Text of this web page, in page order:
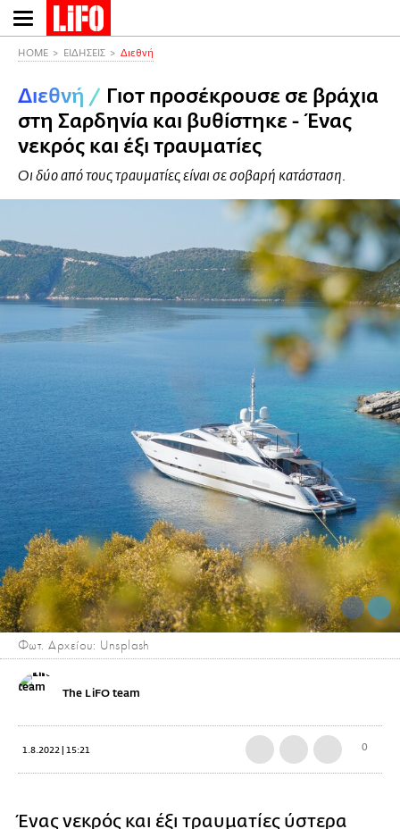
Παράκαμψη
προς
περιεχόμενο
HOME ΕΙΔΗΣΕΙΣ Διεθνή
Διεθνή / Γιοτ προσέκρουσε σε βράχια
στη Σαρδηνία και βυθίστηκε - Ένας
νεκρός και έξι τραυματίες
Οι δύο από τους τραυματίες είναι σε σοβαρή κατάσταση.
Φωτ. Αρχείου: Unsplash
The LiFO team
1.8.2022 | 15:21 0
Ένας νεκρός και έξι τραυματίες ύστερα